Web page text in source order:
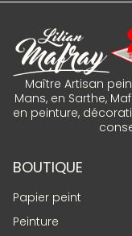
Maître Artisan
Mans, en Sarthe,
en peinture,
BOUTIQUE
Papier peint
Peinture